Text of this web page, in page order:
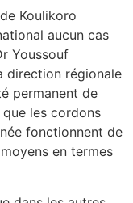
Koulikoro
aucun cas
Youssouf
direction régionale
permanent de
les cordons
fonctionnent de
en termes